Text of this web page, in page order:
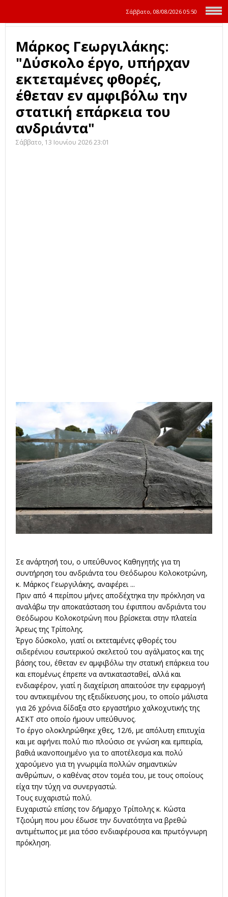
Σάββατο, 08/08/2026 05:50
Μάρκος Γεωργιλάκης:
"Δύσκολο έργο, υπήρχαν
εκτεταμένες φθορές,
έθεταν εν αμφιβόλω την
στατική επάρκεια του
ανδριάντα"
Σάββατο, 13 Ιουνίου 2026 23:01
Σε ανάρτησή του, ο υπεύθυνος Καθηγητής για τη
συντήρηση του ανδριάντα του Θεόδωρου Κολοκοτρώνη,
κ. Μάρκος Γεωργιλάκης, αναφέρει ...
Πριν από 4 περίπου μήνες αποδέχτηκα την πρόκληση να
αναλάβω την αποκατάσταση του έφιππου ανδριάντα του
Θεόδωρου Κολοκοτρώνη που βρίσκεται στην πλατεία
Άρεως της Τρίπολης.
Έργο δύσκολο, γιατί οι εκτεταμένες φθορές του
σιδερένιου εσωτερικού σκελετού του αγάλματος και της
βάσης του, έθεταν εν αμφιβόλω την στατική επάρκεια του
και επομένως έπρεπε να αντικατασταθεί, αλλά και
ενδιαφέρον, γιατί η διαχείριση απαιτούσε την εφαρμογή
του αντικειμένου της εξειδίκευσης μου, το οποίο μάλιστα
για 26 χρόνια δίδαξα στο εργαστήριο χαλκοχυτικής της
ΑΣΚΤ στο οποίο ήμουν υπεύθυνος.
Το έργο ολοκληρώθηκε χθες, 12/6, με απόλυτη επιτυχία
και με αφήνει πολύ πιο πλούσιο σε γνώση και εμπειρία,
βαθιά ικανοποιημένο για το αποτέλεσμα και πολύ
χαρούμενο για τη γνωριμία πολλών σημαντικών
ανθρώπων, ο καθένας στον τομέα του, με τους οποίους
είχα την τύχη να συνεργαστώ.
Τους ευχαριστώ πολύ.
Ευχαριστώ επίσης τον δήμαρχο Τρίπολης κ. Κώστα
Τζιούμη που μου έδωσε την δυνατότητα να βρεθώ
αντιμέτωπος με μια τόσο ενδιαφέρουσα και πρωτόγνωρη
πρόκληση.